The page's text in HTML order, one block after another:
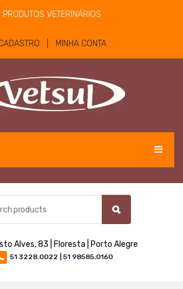
PRODUTOS VETERINÁRIOS
| MINHA CONTA
Alves, 83 | Floresta | Porto Alegre
51 3228.0022 | 51 98585.0160